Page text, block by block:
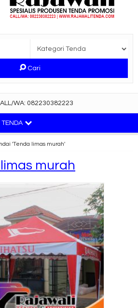
Cari
WA: 082230382223
TENDA
'Tenda limas murah'
murah